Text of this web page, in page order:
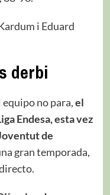
i Eduard
derbi
no para,el
Endesa, esta vez
de
gran temporada,